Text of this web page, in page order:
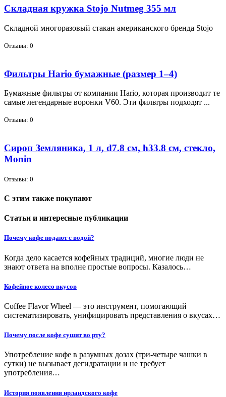
Складная кружка Stojo Nutmeg 355 мл
Склад­ной мно­го­ра­зо­вый ста­кан аме­ри­кан­ско­го брен­да Stojo
Отзывы: 0
Фильтры Hario бумажные (размер 1–4)
Бу­маж­ные филь­тры от ком­па­нии Hario, ко­то­рая про­из­во­дит те
са­мые ле­ген­дар­ные во­рон­ки V60. Эти филь­тры под­хо­дят ...
Отзывы: 0
Сироп Земляника, 1 л, d7.8 см, h33.8 см, стекло,
Monin
Отзывы: 0
С этим также покупают
Статьи и интересные публикации
Почему кофе подают с водой?
Когда дело касается кофейных традиций, многие люди не
знают ответа на вполне простые вопросы. Казалось…
Кофейное колесо вкусов
Coffee Flavor Wheel — это инструмент, помогающий
систематизировать, унифицировать представления о вкусах…
Почему после кофе сушит во рту?
Употребление кофе в разумных дозах (три-четыре чашки в
сутки) не вызывает дегидратации и не требует
употребления…
История появления ирландского кофе